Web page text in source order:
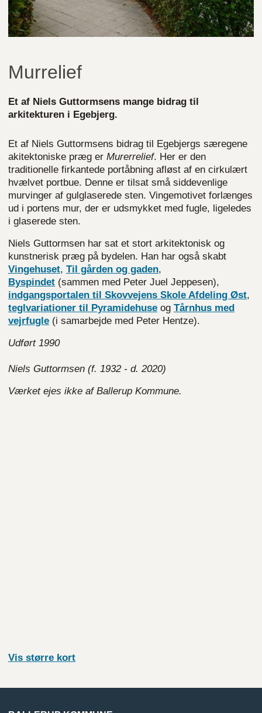
Murrelief
Et af Niels Guttormsens mange bidrag til
arkitekturen i Egebjerg.
Et af Niels Guttormsens bidrag til Egebjergs særegene
akitektoniske præg er Murerrelief. Her er den
traditionelle firkantede portåbning afløst af en cirkulært
hvælvet portbue. Denne er tilsat små siddevenlige
murvinger af gulglaserede sten. Vingemotivet forlænges
ud i portens mur, der er udsmykket med fugle, ligeledes
i glaserede sten.
Niels Guttormsen har sat et stort arkitektonisk og
kunstnerisk præg på bydelen. Han har også skabt
Vingehuset, Til gården og gaden,
Byspindet (sammen med Peter Juel Jeppesen),
indgangsportalen til Skovvejens Skole Afdeling Øst,
teglvariationer til Pyramidehuse og Tårnhus med
vejrfugle (i samarbejde med Peter Hentze).
Udført 1990
Niels Guttormsen (f. 1932 - d. 2020)
Værket ejes ikke af Ballerup Kommune.
Vis større kort